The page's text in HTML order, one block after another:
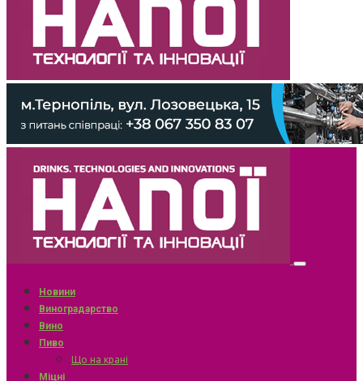
Новини
Виноградарство
Вино
Пиво
Що на крані
Міцні